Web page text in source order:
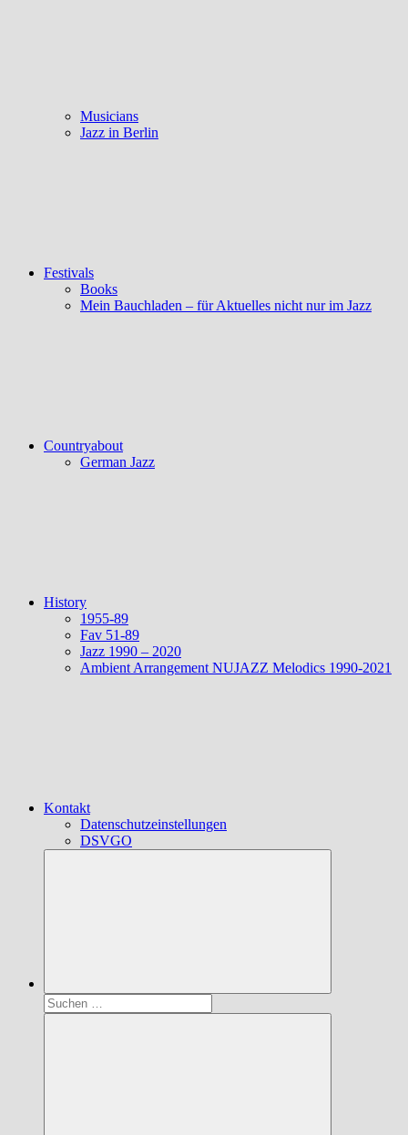
Musicians
Jazz in Berlin
Festivals
Books
Mein Bauchladen – für Aktuelles nicht nur im Jazz
Countryabout
German Jazz
History
1955-89
Fav 51-89
Jazz 1990 – 2020
Ambient Arrangement NUJAZZ Melodics 1990-2021
Kontakt
Datenschutzeinstellungen
DSVGO
Suchen
nach: